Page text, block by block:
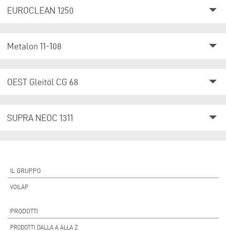
EUROCLEAN 1250 arrow_drop_down
Metalon 11-108 arrow_drop_down
OEST Gleitöl CG 68 arrow_drop_down
SUPRA NEOC 1311 arrow_drop_down
IL GRUPPO
VOILÀP
PRODOTTI
PRODOTTI DALLA A ALLA Z